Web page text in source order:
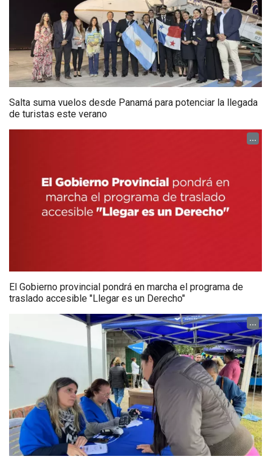
Salta suma vuelos desde Panamá para potenciar la llegada
de turistas este verano
...
El Gobierno provincial pondrá en marcha el programa de
traslado accesible "Llegar es un Derecho"
...